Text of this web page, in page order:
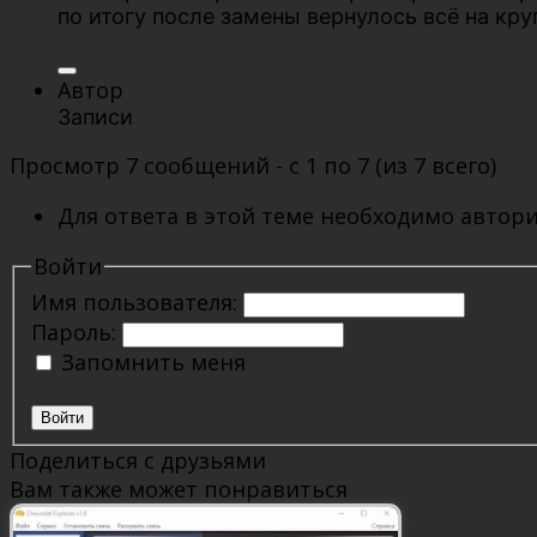
по итогу после замены вернулось всё на
Автор
Записи
Просмотр 7 сообщений - с 1 по 7 (из 7 всего)
Для ответа в этой теме необходимо
Войти
Имя пользователя:
Пароль:
Запомнить меня
Войти
Поделиться с друзьями
Вам также может понравиться